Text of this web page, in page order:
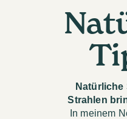
Strahlen
In meinem